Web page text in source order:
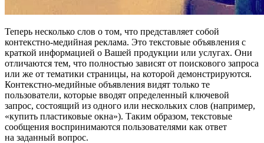
Теперь несколько слов о том, что представляет собой
контекстно-медийная реклама. Это текстовые объявления с
краткой информацией о Вашей продукции или услугах. Они
отличаются тем, что полностью зависят от поискового запроса
или же от тематики страницы, на которой демонстрируются.
Контекстно-медийные объявления видят только те
пользователи, которые вводят определенный ключевой
запрос, состоящий из одного или нескольких слов (например,
«купить пластиковые окна»). Таким образом, текстовые
сообщения воспринимаются пользователями как ответ
на заданный вопрос.